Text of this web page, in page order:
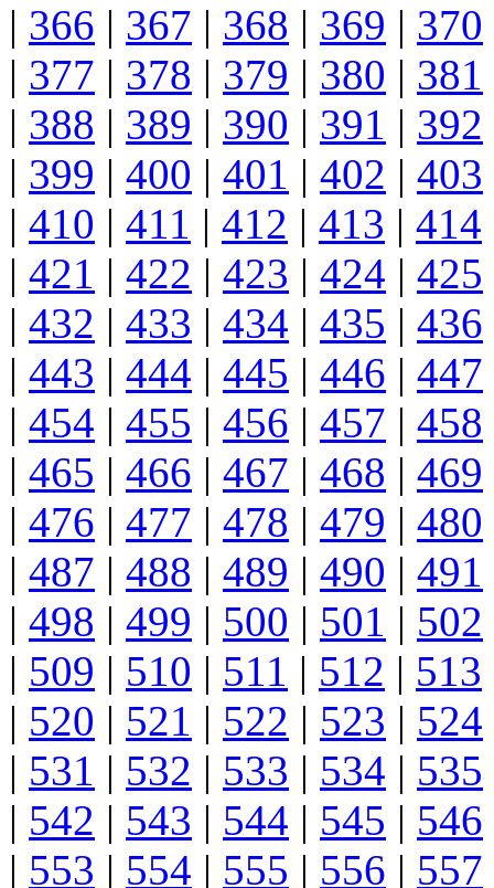
| 366 | 367 | 368 | 369 | 370
| 377 | 378 | 379 | 380 | 381
| 388 | 389 | 390 | 391 | 392
| 399 | 400 | 401 | 402 | 403
| 410 | 411 | 412 | 413 | 414
| 421 | 422 | 423 | 424 | 425
| 432 | 433 | 434 | 435 | 436
| 443 | 444 | 445 | 446 | 447
| 454 | 455 | 456 | 457 | 458
| 465 | 466 | 467 | 468 | 469
| 476 | 477 | 478 | 479 | 480
| 487 | 488 | 489 | 490 | 491
| 498 | 499 | 500 | 501 | 502
| 509 | 510 | 511 | 512 | 513
| 520 | 521 | 522 | 523 | 524
| 531 | 532 | 533 | 534 | 535
| 542 | 543 | 544 | 545 | 546
| 553 | 554 | 555 | 556 | 557